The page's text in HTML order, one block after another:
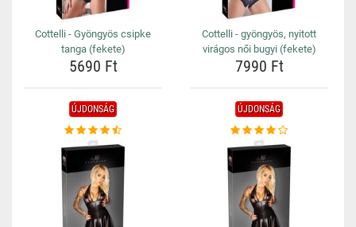
Cottelli - Gyöngyös csipke
tanga (fekete)
5690 Ft
Cottelli - gyöngyös, nyitott
virágos női bugyi (fekete)
7990 Ft
ÚJDONSÁG ÚJDONSÁG